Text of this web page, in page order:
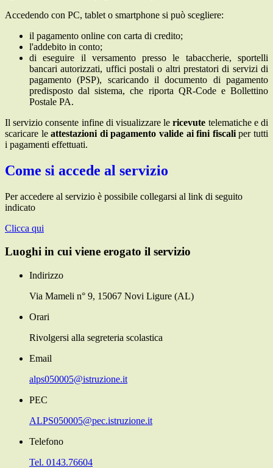
Accedendo con PC, tablet o smartphone si può scegliere:
il pagamento online con carta di credito;
l'addebito in conto;
di eseguire il versamento presso le tabaccherie, sportelli
bancari autorizzati, uffici postali o altri prestatori di servizi di
pagamento (PSP), scaricando il documento di pagamento
predisposto dal sistema, che riporta QR-Code e Bollettino
Postale PA.
Il servizio consente infine di visualizzare lericevute telematiche e di
scaricare leattestazioni di pagamento valide ai fini fiscaliper tutti
i pagamenti effettuati.
Come si accede al servizio
Per accedere al servizio è possibile collegarsi al link di seguito
indicato
Clicca qui
Luoghi in cui viene erogato il servizio
Indirizzo
Via Mameli n° 9, 15067 Novi Ligure (AL)
Orari
Rivolgersi alla segreteria scolastica
Email
alps050005@istruzione.it
PEC
ALPS050005@pec.istruzione.it
Telefono
Tel. 0143.76604